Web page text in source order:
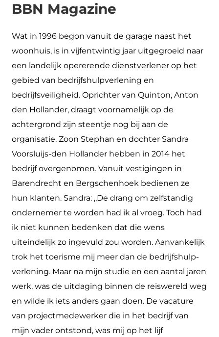
BBN Magazine
Wat in 1996 begon vanuit de garage naast het
woonhuis, is in vijf­entwintig jaar uitgegroeid naar
een landelijk opererende dienstver­lener op het
gebied van bedrijfshulpverlening en
bedrijfsveiligheid. Oprichter van Quinton, Anton
den Hollander, draagt voornamelijk op de
achtergrond zijn steentje nog bij aan de
organisatie. Zoon Stephan en dochter Sandra
Voorsluijs-den Hollander hebben in 2014 het
bedrijf overgenomen. Vanuit vestigingen in
Barendrecht en Bergschenhoek bedienen ze
hun klanten. Sandra: ,,De drang om zelfstandig
ondernemer te worden had ik al vroeg. Toch had
ik niet kunnen bedenken dat die wens
uiteindelijk zo ingevuld zou worden. Aanvankelijk
trok het toerisme mij meer dan de bedrijfshulp­
verlening. Maar na mijn studie en een aantal jaren
werk, was de uit­daging binnen de reiswereld weg
en wilde ik iets anders gaan doen. De vacature
van projectmedewerker die in het bedrijf van
mijn vader ontstond, was mij op het lijf